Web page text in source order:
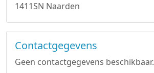
1411SN Naarden
Contactgegevens
Geen contactgegevens beschikbaar.